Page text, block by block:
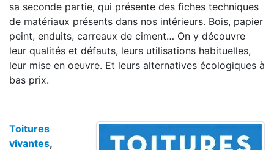
sa seconde partie, qui présente des fiches techniques
de matériaux présents dans nos intérieurs. Bois, papier
peint, enduits, carreaux de ciment… On y découvre
leur qualités et défauts, leurs utilisations habituelles,
leur mise en oeuvre. Et leurs alternatives écologiques à
bas prix.
Toitures
vivantes,